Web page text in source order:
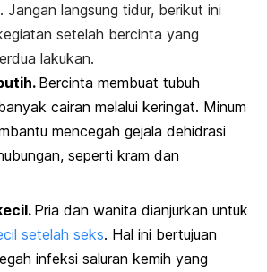
. Jangan langsung tidur, berikut ini
setelah bercinta yang
lakukan.
Bercinta membuat tubuh
cairan melalui keringat. Minum
mencegah gejala dehidrasi
seperti kram dan
Pria dan wanita dianjurkan untuk
setelah seks. Hal ini bertujuan
infeksi saluran kemih yang